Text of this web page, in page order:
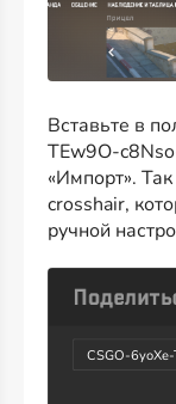
Вставьте в
TEw9O-
«Импорт».
crosshair,
ручной
CSGO-